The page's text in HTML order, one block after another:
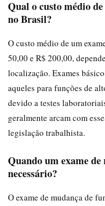
Qual o custo médio
no Brasil?
O custo médio de um
50,00 e R$ 200,00,
localização. Exames
aqueles para funções de
devido a testes
geralmente arcam com
legislação trabalhista.
Quando um exame
necessário?
O exame de mudança de